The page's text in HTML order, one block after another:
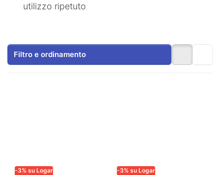
utilizzo ripetuto
Filtro e ordinamento
-3% su Logar -3% su Logar